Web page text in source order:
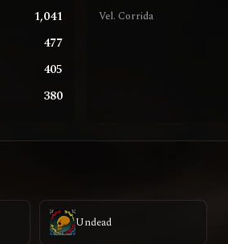
1,041
477
405
380
Vel. Corrida
Undead